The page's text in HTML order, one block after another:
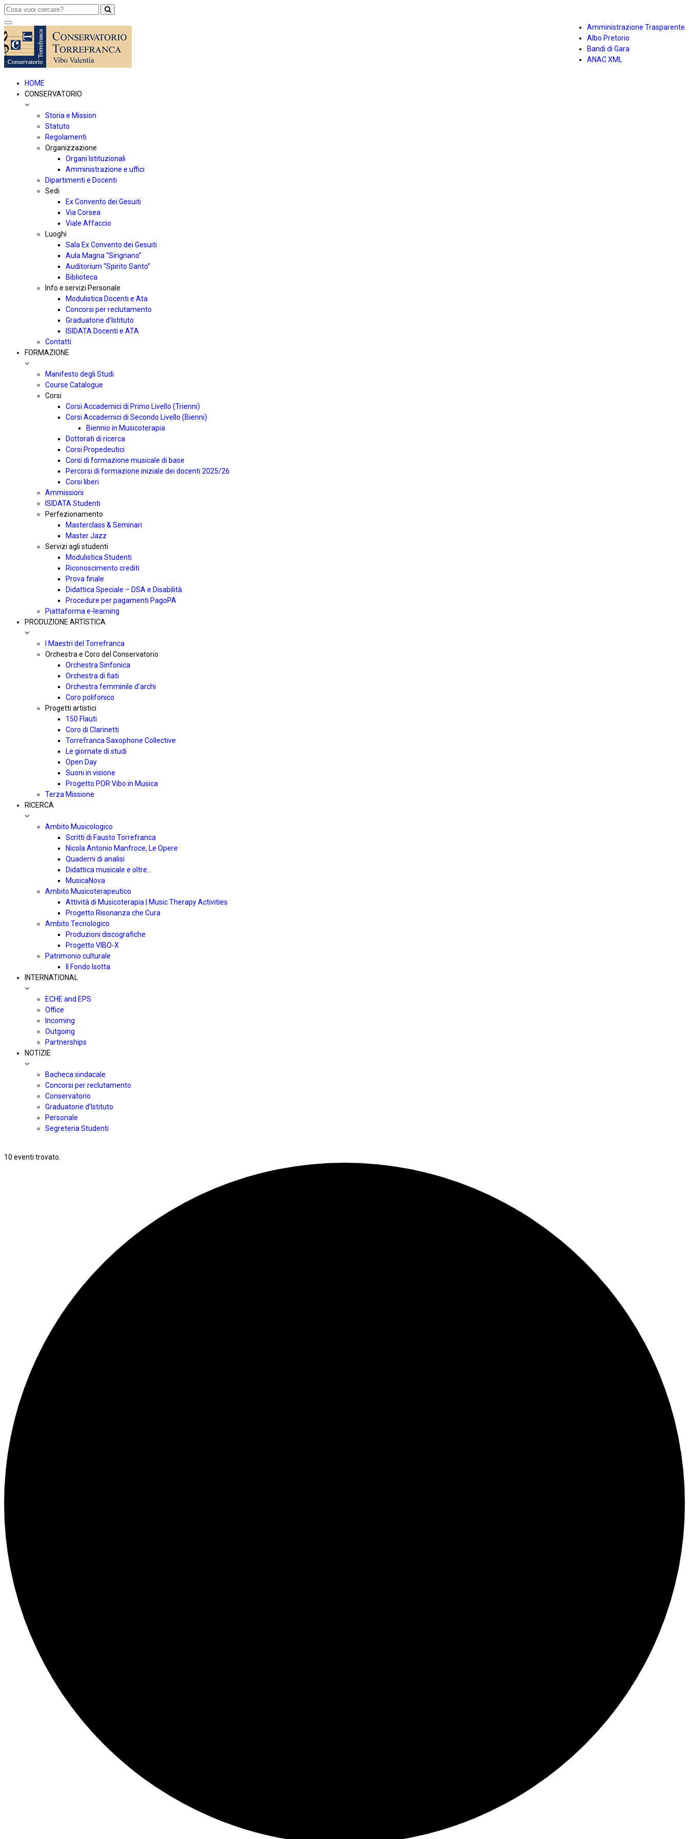
Amministrazione Trasparente
Albo Pretorio
Bandi di Gara
ANAC XML
Toggle
navigation
HOME
CONSERVATORIO
Storia e Mission
Statuto
Regolamenti
Organizzazione
Organi Istituzionali
Amministrazione e uffici
Dipartimenti e Docenti
Sedi
Ex Convento dei Gesuiti
Via Corsea
Viale Affaccio
Luoghi
Sala Ex Convento dei Gesuiti
Aula Magna “Sirignano”
Auditorium “Spirito Santo”
Biblioteca
Info e servizi Personale
Modulistica Docenti e Ata
Concorsi per reclutamento
Graduatorie d’Istituto
ISIDATA Docenti e ATA
Contatti
FORMAZIONE
Manifesto degli Studi
Course Catalogue
Corsi
Corsi Accademici di Primo Livello (Trienni)
Corsi Accademici di Secondo Livello (Bienni)
Biennio in Musicoterapia
Dottorati di ricerca
Corsi Propedeutici
Corsi di formazione musicale di base
Percorsi di formazione iniziale dei docenti 2025/26
Corsi liberi
Ammissioni
ISIDATA Studenti
Perfezionamento
Masterclass & Seminari
Master Jazz
Servizi agli studenti
Modulistica Studenti
Riconoscimento crediti
Prova finale
Didattica Speciale – DSA e Disabilità
Procedure per pagamenti PagoPA
Piattaforma e-learning
PRODUZIONE ARTISTICA
I Maestri del Torrefranca
Orchestra e Coro del Conservatorio
Orchestra Sinfonica
Orchestra di fiati
Orchestra femminile d’archi
Coro polifonico
Progetti artistici
150 Flauti
Coro di Clarinetti
Torrefranca Saxophone Collective
Le giornate di studi
Open Day
Suoni in visione
Progetto POR Vibo in Musica
Terza Missione
RICERCA
Ambito Musicologico
Scritti di Fausto Torrefranca
Nicola Antonio Manfroce, Le Opere
Quaderni di analisi
Didattica musicale e oltre…
MusicaNova
Ambito Musicoterapeutico
Attività di Musicoterapia | Music Therapy Activities
Progetto Risonanza che Cura
Ambito Tecnologico
Produzioni discografiche
Progetto VIBO-X
Patrimonio culturale
Il Fondo Isotta
INTERNATIONAL
ECHE and EPS
Office
Incoming
Outgoing
Partnerships
NOTIZIE
Bacheca sindacale
Concorsi per reclutamento
Conservatorio
Graduatorie d’Istituto
Personale
Segreteria Studenti
10 eventi trovato.